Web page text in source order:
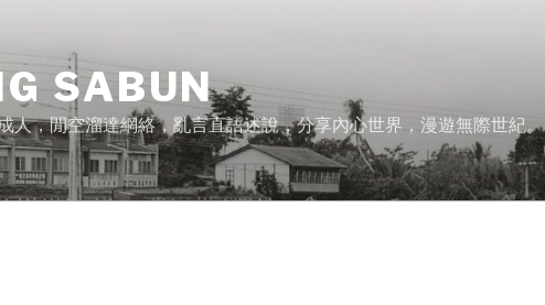
SABUN
人，閒空溜達網絡，亂言直語述說，分享內心世界，漫遊無際世紀。